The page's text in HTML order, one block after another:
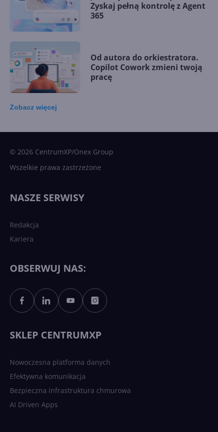
Zyskaj pełną kontrolę z Agent
365
Od autora do orkiestratora.
Copilot Cowork zmieni twoją
pracę
Sztuczna inteligencja po
polsku. Dość barier
Zobacz więcej
© 2026 CentrumXP/Onex Group
Wszelkie prawa zastrzeżone
NASZE SERWISY
Redakcja
Kariera
OBSERWUJ NAS:
SKLEP CENTRUMXP
Nowoczesna platforma danych
Efektywna komunikacja
Bezpieczna infrastruktura chmurowa
AI Driven Apps